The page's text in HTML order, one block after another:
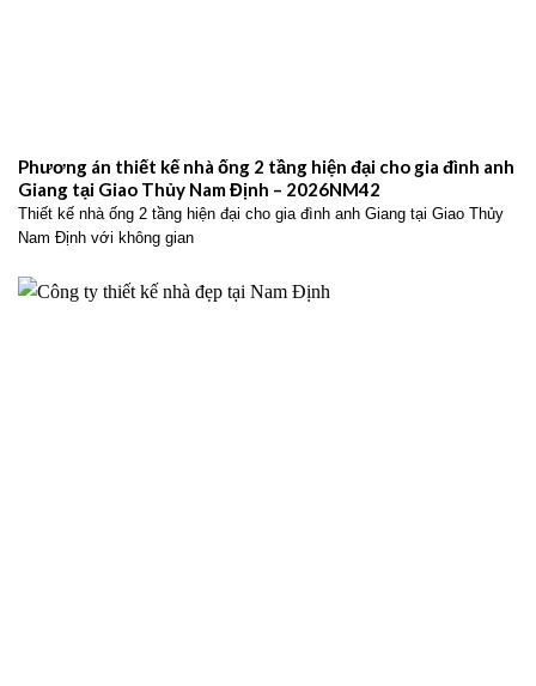
Phương án thiết kế nhà ống 2 tầng hiện đại cho gia đình anh
Giang tại Giao Thủy Nam Định – 2026NM42
Thiết kế nhà ống 2 tầng hiện đại cho gia đình anh Giang tại Giao Thủy
Nam Định với không gian